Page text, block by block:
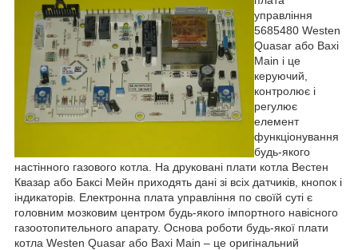
управління
5685480 Westen
Quasar або Baxi
Main і це
керуючий,
контролює і
регулює
елемент
функціонування
будь-якого
настінного газового котла. На друковані плати котла Вестен
Квазар або Баксі Мейн приходять дані зі всіх датчиків, кнопок і
індикаторів. Електронна плата управління по своїй суті є
головним мозковим центром будь-якого імпортного навісного
газоотопительного апарату. Основа роботи будь-якої плати
котла Westen Quasar або Baxi Main – це оригінальний